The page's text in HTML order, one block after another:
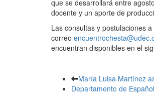
que se desarrollará entre
docente y un aporte de
Las consultas y postulaciones
correo
encuentran disponibles en el
María Luisa Martínez
Departamento de